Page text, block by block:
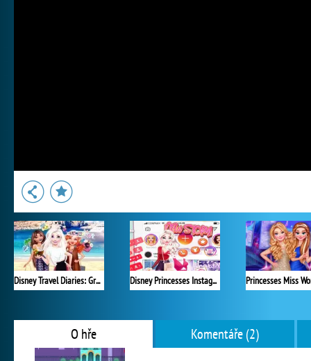
Disney Travel Diaries: Greece Disney Princesses Instagram Stories
O hře Komentáře (2)